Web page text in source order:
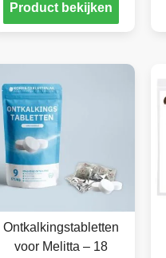
Product bekijken
Ontkalkingstabletten
voor Melitta – 18